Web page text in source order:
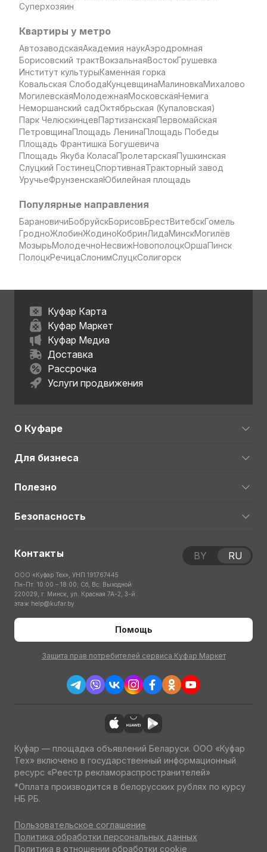
Суперхозяин
Квартиры у метро
АвтозаводскаяАкадемия наукАэродромная
Борисовский трактВокзальнаяВостокГрушевка
Институт культурыКаменная горка
Ковальская СлободаКунцевщинаМалиновкаМихалово
МогилевскаяМолодежнаяМосковскаяНемига
Неморшанский садОктябрьская (Купаловская)
Парк ЧелюскинцевПартизанскаяПервомайская
ПетровщинаПлощадь ЛенинаПлощадь Победы
Площадь Франтишка Богушевича
Площадь Якуба КоласаПролетарскаяПушкинская
Слуцкий ГостинецСпортивнаяТракторный завод
УручьеФрунзенскаяЮбилейная площадь
Популярные направления
БарановичиБобруйскБорисовБрестВитебскГомель
ГродноЖлобинЖодиноКобринЛидаМинскМогилёв
МозырьМолодечноНесвижНовополоцкОршаПинск
ПолоцкРечицаСлонимСлуцкСолигорск
Куфар Карта
Куфар Маркет
Куфар Медиа
Доставка
Рассрочка
Услуги продвижения
О Куфаре
Для бизнеса
Полезно
Безопасность
Контакты
ООО «Куфар Тех», УНП 191767445
Пн-Пт: 10:00 – 18:00; Сб, Вс: Выходной
220029, г. Минск, ул. Красная 7А-2, 3-й
этаж help@kufar.by
Помощь
Защита прав потребителей сервиса Куфар Маркет
BY RU
Куфар — площадка объявлений Беларуси. ООО «Куфар
Тех» включено в государственный информационный
ресурс «Реестр рекламораспространителей»
*Оплата производится в белорусских рублях по курсу
НБ РБ.
Пользовательское соглашение
Политика обработки персональных данных
Политика в отношении обработки cookie